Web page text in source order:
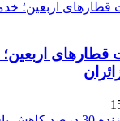
اربعین؛